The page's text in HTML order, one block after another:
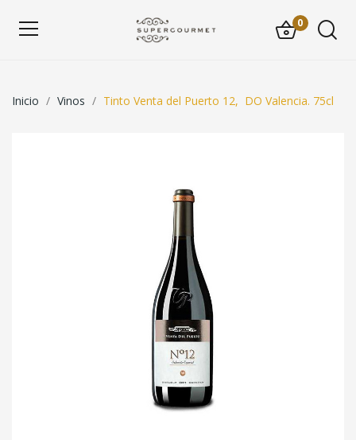
0
Inicio Vinos Tinto Venta del Puerto 12, DO Valencia. 75cl